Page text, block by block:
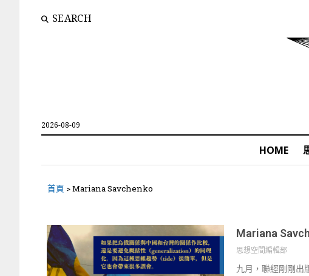
SEARCH
2026-08-09
HOME
首頁 >Mariana Savchenko
Mariana
思想空間編輯部
九月，聯經剛剛出